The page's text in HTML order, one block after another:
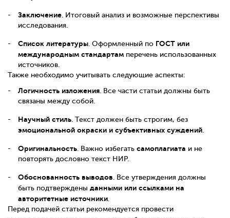
Заключение. Итоговый анализ и возможные перспективы
исследования.
Список литературы. Оформленный по ГОСТ или
международным стандартам перечень использованных
источников.
Также необходимо учитывать следующие аспекты:
Логичность изложения. Все части статьи должны быть
связаны между собой.
Научный стиль. Текст должен быть строгим, без
эмоциональной окраски и субъективных суждений.
Оригинальность. Важно избегать самоплагиата и не
повторять дословно текст НИР.
Обоснованность выводов. Все утверждения должны
быть подтверждены данными или ссылками на
авторитетные источники.
Перед подачей статьи рекомендуется провести